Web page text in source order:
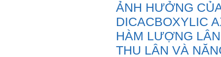
ẢNH HƯỞNG
DICACBOXYLIC
HÀM LƯỢNG
THU LÂN VÀ